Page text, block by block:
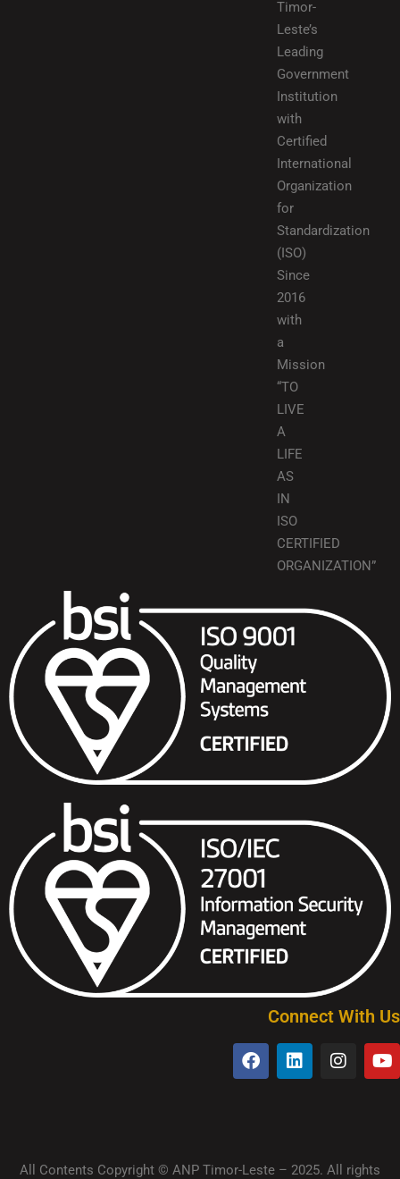
Timor-
Leste’s
Leading
Government
Institution
with
Certified
International
Organization
for
Standardization
(ISO)
Since
2016
with
a
Mission
“TO
LIVE
A
LIFE
AS
IN
ISO
CERTIFIED
ORGANIZATION”
Connect With Us
All Contents Copyright © ANP Timor-Leste – 2025. All rights